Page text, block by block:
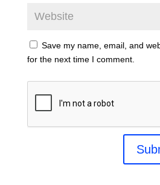
Save my name, email, and
for the next time I comment.